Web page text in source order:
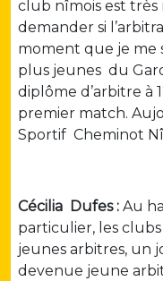
club nîmois est
demander si
moment que je me
plus jeunes du
diplôme d’arbitre à
premier match.
Sportif Cheminot
Cécilia Dufes : Au
particulier, les
jeunes arbitres, un
devenue jeune